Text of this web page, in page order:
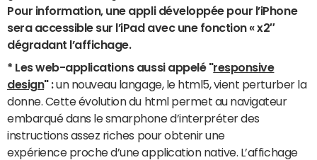
Pour information, une appli développée pour l’iPhone
sera accessible sur l’iPad avec une fonction « x2″
dégradant l’affichage.
* Les web-applications aussi appelé "responsive
design" :un nouveau langage, le html5, vient perturber la
donne. Cette évolution du html permet au navigateur
embarqué dans le smarphone d’interpréter des
instructions assez riches pour obtenir une
expérience proche d’une application native. L’affichage